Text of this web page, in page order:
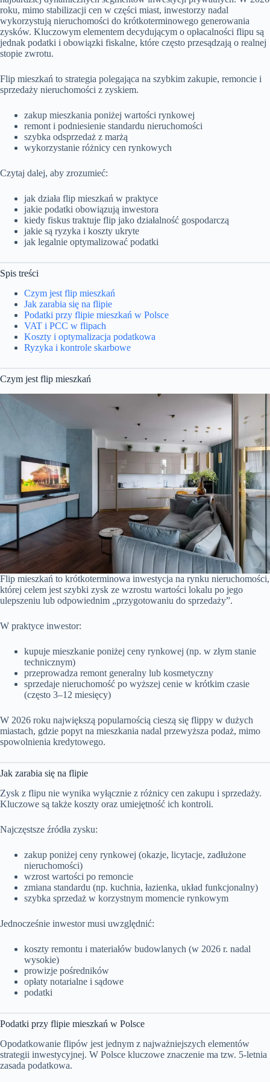
roku, mimo stabilizacji cen w części miast, inwestorzy nadal
wykorzystują nieruchomości do krótkoterminowego generowania
zysków. Kluczowym elementem decydującym o opłacalności flipu są
jednak podatki i obowiązki fiskalne, które często przesądzają o realnej
stopie zwrotu.
Flip mieszkań to strategia polegająca na szybkim zakupie, remoncie i
sprzedaży nieruchomości z zyskiem.
zakup mieszkania poniżej wartości rynkowej
remont i podniesienie standardu nieruchomości
szybka odsprzedaż z marżą
wykorzystanie różnicy cen rynkowych
Czytaj dalej, aby zrozumieć:
jak działa flip mieszkań w praktyce
jakie podatki obowiązują inwestora
kiedy fiskus traktuje flip jako działalność gospodarczą
jakie są ryzyka i koszty ukryte
jak legalnie optymalizować podatki
Spis treści
Czym jest flip mieszkań
Jak zarabia się na flipie
Podatki przy flipie mieszkań w Polsce
VAT i PCC w flipach
Koszty i optymalizacja podatkowa
Ryzyka i kontrole skarbowe
Czym jest flip mieszkań
Flip mieszkań to krótkoterminowa inwestycja na rynku nieruchomości,
której celem jest szybki zysk ze wzrostu wartości lokalu po jego
ulepszeniu lub odpowiednim „przygotowaniu do sprzedaży”.
W praktyce inwestor:
kupuje mieszkanie poniżej ceny rynkowej (np. w złym stanie
technicznym)
przeprowadza remont generalny lub kosmetyczny
sprzedaje nieruchomość po wyższej cenie w krótkim czasie
(często 3–12 miesięcy)
W 2026 roku największą popularnością cieszą się flippy w dużych
miastach, gdzie popyt na mieszkania nadal przewyższa podaż, mimo
spowolnienia kredytowego.
Jak zarabia się na flipie
Zysk z flipu nie wynika wyłącznie z różnicy cen zakupu i sprzedaży.
Kluczowe są także koszty oraz umiejętność ich kontroli.
Najczęstsze źródła zysku:
zakup poniżej ceny rynkowej (okazje, licytacje, zadłużone
nieruchomości)
wzrost wartości po remoncie
zmiana standardu (np. kuchnia, łazienka, układ funkcjonalny)
szybka sprzedaż w korzystnym momencie rynkowym
Jednocześnie inwestor musi uwzględnić:
koszty remontu i materiałów budowlanych (w 2026 r. nadal
wysokie)
prowizje pośredników
opłaty notarialne i sądowe
podatki
Podatki przy flipie mieszkań w Polsce
Opodatkowanie flipów jest jednym z najważniejszych elementów
strategii inwestycyjnej. W Polsce kluczowe znaczenie ma tzw. 5-letnia
zasada podatkowa.